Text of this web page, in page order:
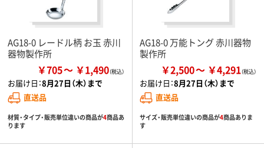
AG18-0 レードル柄 お玉 赤川
器物製作所
￥705 ￥1,490
お届け日：8月27日（木）まで
直送品
材質・タイプ・販売単位違いの商品が4商品あ
ります
AG18-0 万能トング 赤川器物
製作所
￥2,500 ￥4,291
お届け日：8月27日（木）まで
直送品
サイズ・販売単位違いの商品が4商品ありま
す